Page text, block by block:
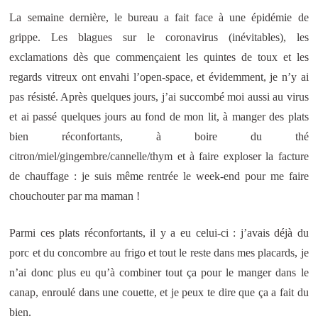
La semaine dernière, le bureau a fait face à une épidémie de
grippe. Les blagues sur le coronavirus (inévitables), les
exclamations dès que commençaient les quintes de toux et les
regards vitreux ont envahi l’open-space, et évidemment, je n’y ai
pas résisté. Après quelques jours, j’ai succombé moi aussi au virus
et ai passé quelques jours au fond de mon lit, à manger des plats
bien réconfortants, à boire du thé
citron/miel/gingembre/cannelle/thym et à faire exploser la facture
de chauffage : je suis même rentrée le week-end pour me faire
chouchouter par ma maman !
Parmi ces plats réconfortants, il y a eu celui-ci : j’avais déjà du
porc et du concombre au frigo et tout le reste dans mes placards, je
n’ai donc plus eu qu’à combiner tout ça pour le manger dans le
canap, enroulé dans une couette, et je peux te dire que ça a fait du
bien.